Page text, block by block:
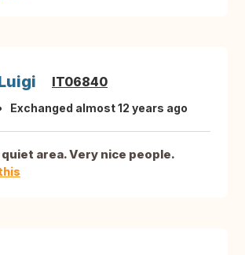
IT06840
Exchanged almost 12 years ago
area. Very nice people.